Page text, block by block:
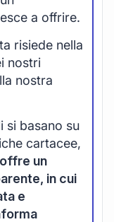
a offrire.
risiede nella
nostri
nostra
si basano su
cartacee,
un
in cui
e